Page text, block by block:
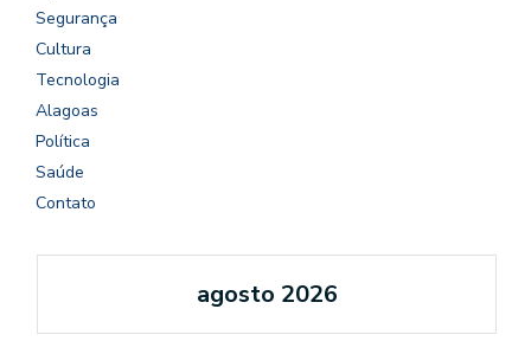
Segurança
Cultura
Tecnologia
Alagoas
Política
Saúde
Contato
agosto 2026